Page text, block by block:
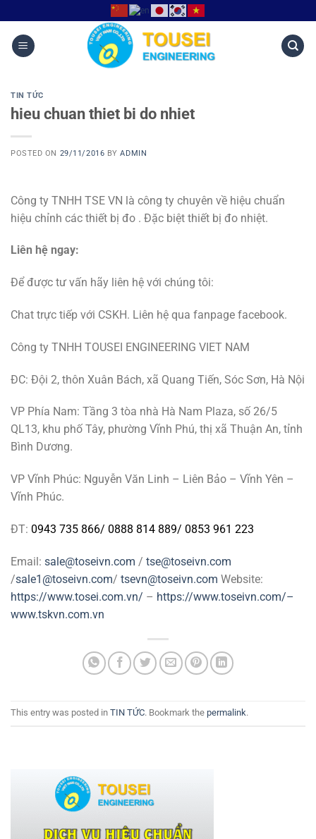
TIN TỨC
hieu chuan thiet bi do nhiet
POSTED ON 29/11/2016 BYADMIN
Công ty TNHH TSE VN là công ty chuyên về hiệu chuẩn
hiệu chỉnh các thiết bị đo . Đặc biệt thiết bị đo nhiệt.
Liên hệ ngay:
Để được tư vấn hãy liên hệ với chúng tôi:
Chat trực tiếp với CSKH. Liên hệ qua fanpage facebook.
Công ty TNHH TOUSEI ENGINEERING VIET NAM
ĐC: Đội 2, thôn Xuân Bách, xã Quang Tiến, Sóc Sơn, Hà Nội
VP Phía Nam: Tầng 3 tòa nhà Hà Nam Plaza, số 26/5
QL13, khu phố Tây, phường Vĩnh Phú, thị xã Thuận An, tỉnh
Bình Dương.
VP Vĩnh Phúc: Nguyễn Văn Linh – Liên Bảo – Vĩnh Yên –
Vĩnh Phúc.
ĐT: 0943 735 866/ 0888 814 889/ 0853 961 223
Email: sale@toseivn.com / tse@toseivn.com
/sale1@toseivn.com/ tsevn@toseivn.com Website:
https://www.tosei.com.vn/ – https://www.toseivn.com/–
www.tskvn.com.vn
This entry was posted in TIN TỨC. Bookmark the permalink.